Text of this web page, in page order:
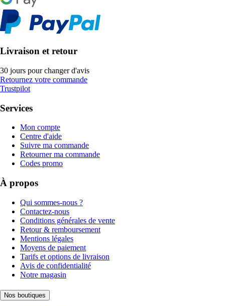
Livraison et retour
30 jours pour changer d'avis
Retournez votre commande
Trustpilot
Services
Mon compte
Centre d'aide
Suivre ma commande
Retourner ma commande
Codes promo
À propos
Qui sommes-nous ?
Contactez-nous
Conditions générales de vente
Retour & remboursement
Mentions légales
Moyens de paiement
Tarifs et options de livraison
Avis de confidentialité
Notre magasin
Nos boutiques